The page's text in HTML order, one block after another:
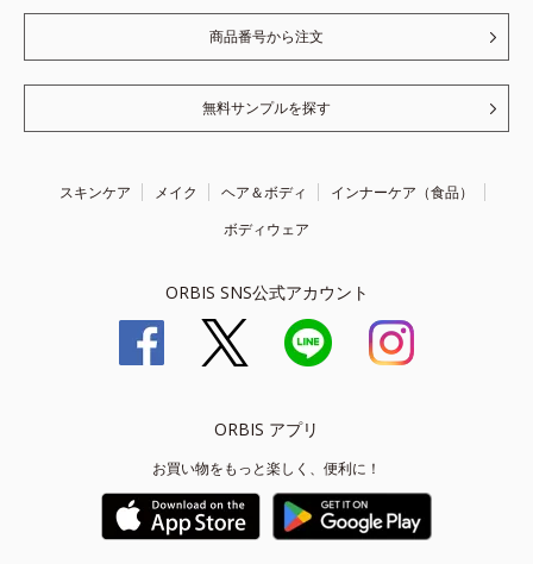
商品番号から注文
無料サンプルを探す
スキンケア メイク ヘア＆ボディ
インナーケア（食品）
ボディウェア
ORBIS SNS公式アカウント
ORBIS アプリ
お買い物をもっと楽しく、便利に！